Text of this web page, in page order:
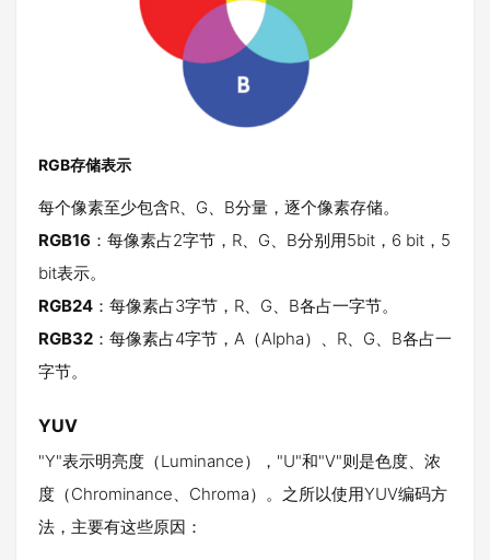
RGB存储表示
每个像素至少包含R、G、B分量，逐个像素存储。
RGB16 ：每像素占2字节，R、G、B分别用5bit，6 bit，5
bit表示。
RGB24 ：每像素占3字节，R、G、B各占一字节。
RGB32 ：每像素占4字节，A（Alpha）、R、G、B各占一
字节。
YUV
"Y"表示明亮度（Luminance），"U"和"V"则是色度、浓
度（Chrominance、Chroma）。之所以使用YUV编码方
法，主要有这些原因：